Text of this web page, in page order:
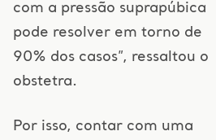
com a pressão suprapúbica
pode resolver em torno de
90% dos casos”, ressaltou o
obstetra.
Por isso, contar com uma